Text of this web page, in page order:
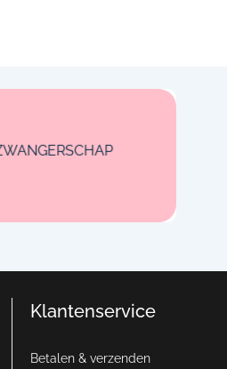
Klantenservice
Betalen & verzenden